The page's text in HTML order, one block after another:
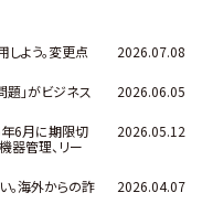
しよう。変更点
2026.07.08
」がビジネス
2026.06.05
6月に期限切
器管理、リー
2026.05.12
。海外からの詐
2026.04.07